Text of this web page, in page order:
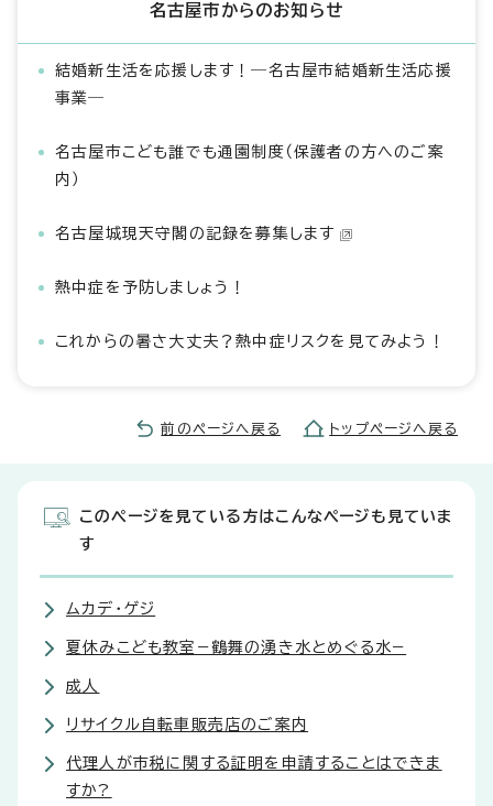
名古屋市からのお知らせ
結婚新生活を応援します！―名古屋市結婚新生活応援
事業―
名古屋市こども誰でも通園制度（保護者の方へのご案
内）
名古屋城現天守閣の記録を募集します
熱中症を予防しましょう！
これからの暑さ大丈夫？熱中症リスクを見てみよう！
前のページへ戻る トップページへ戻る
このページを見ている方はこんなページも見ていま
す
ムカデ・ゲジ
夏休みこども教室−鶴舞の湧き水とめぐる水−
成人
リサイクル自転車販売店のご案内
代理人が市税に関する証明を申請することはできま
すか?